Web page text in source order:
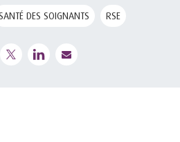
DES SOIGNANTS RSE